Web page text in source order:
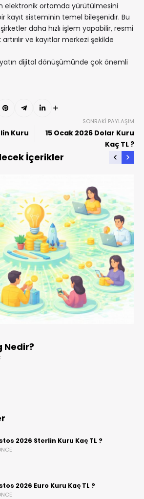
elektronik ortamda yürütülmesini
kayıt sisteminin temel bileşenidir. Bu
daha hızlı işlem yapabilir, resmi
ve kayıtlar merkezi şekilde
dijital dönüşümünde çok önemli
Kuru
SONRAKI PAYLAŞIM
15 Ocak 2026 Dolar Kuru
Kaç TL ?
İçerikler
Nedir?
2026 Sterlin Kuru Kaç TL ?
2026 Euro Kuru Kaç TL ?